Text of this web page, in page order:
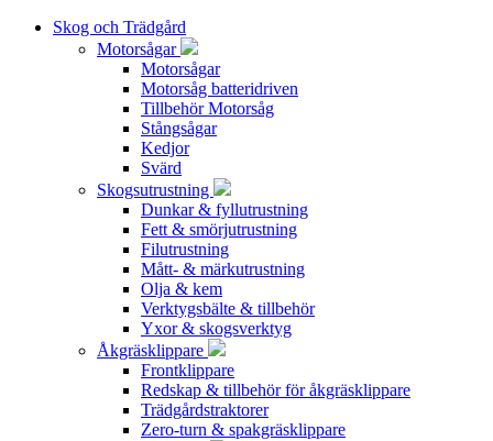
Skog och Trädgård
Motorsågar
Motorsågar
Motorsåg batteridriven
Tillbehör Motorsåg
Stångsågar
Kedjor
Svärd
Skogsutrustning
Dunkar & fyllutrustning
Fett & smörjutrustning
Filutrustning
Mått- & märkutrustning
Olja & kem
Verktygsbälte & tillbehör
Yxor & skogsverktyg
Åkgräsklippare
Frontklippare
Redskap & tillbehör för åkgräsklippare
Trädgårdstraktorer
Zero-turn & spakgräsklippare